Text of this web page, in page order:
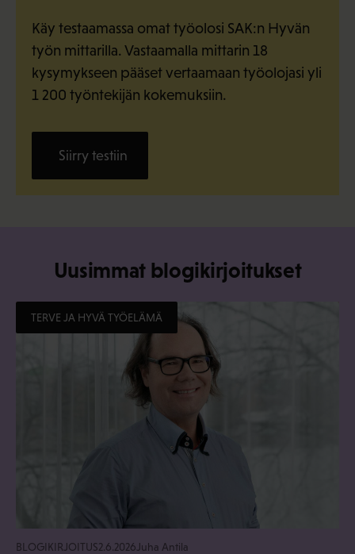
Käy testaamassa omat työolosi SAK:n Hyvän
työn mittarilla. Vastaamalla mittarin 18
kysymykseen pääset vertaamaan työolojasi yli
1 200 työntekijän kokemuksiin.
Siirry testiin
Uusimmat blogikirjoitukset
TERVE JA HYVÄ TYÖELÄMÄ
BLOGIKIRJOITUS2.6.2026 Juha Antila